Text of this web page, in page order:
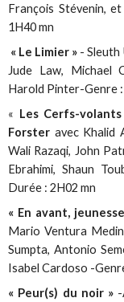
François Stévenin,
1H40 mn
« Le Limier » - Sleuth
Jude Law, Michael
Harold Pinter-Genre
« Les Cerfs-
Forster avec Khalid
Wali Razaqi, John
Ebrahimi, Shaun
Durée : 2H02 mn
« En avant,
Mario Ventura
Sumpta, Antonio
Isabel Cardoso -
« Peur(s) du noir »-